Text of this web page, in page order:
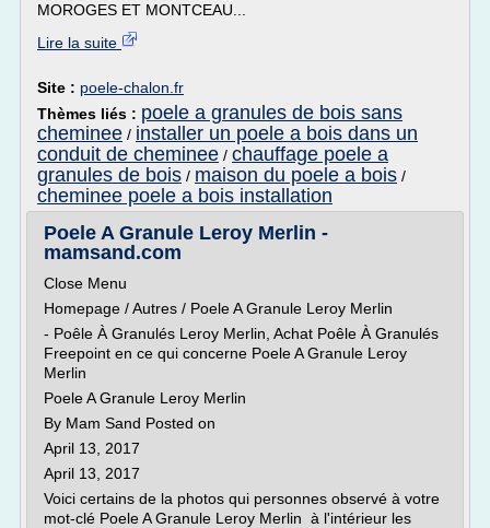
MOROGES ET MONTCEAU...
Lire la suite
Site : poele-chalon.fr
Thèmes liés : poele a granules de bois sans
cheminee / installer un poele a bois dans un
conduit de cheminee / chauffage poele a
granules de bois / maison du poele a bois /
cheminee poele a bois installation
Poele A Granule Leroy Merlin -
mamsand.com
Close Menu
Homepage / Autres / Poele A Granule Leroy Merlin
- Poêle À Granulés Leroy Merlin, Achat Poêle À Granulés
Freepoint en ce qui concerne Poele A Granule Leroy
Merlin
Poele A Granule Leroy Merlin
By Mam Sand Posted on
April 13, 2017
April 13, 2017
Voici certains de la photos qui personnes observé à votre
mot-clé Poele A Granule Leroy Merlin à l'intérieur les